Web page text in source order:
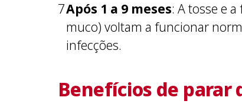
Após 1 a 9 meses: A tosse e
muco) voltam a funcionar
infecções.
Benefícios de parar